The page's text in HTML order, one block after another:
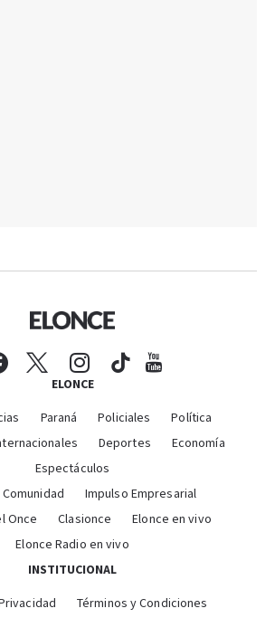
ELONCE
Paraná Policiales
Política
Deportes
Economía
Espectáculos
Impulso Empresarial
Once
Clasionce
Elonce en vivo
Elonce Radio en vivo
INSTITUCIONAL
Términos y Condiciones